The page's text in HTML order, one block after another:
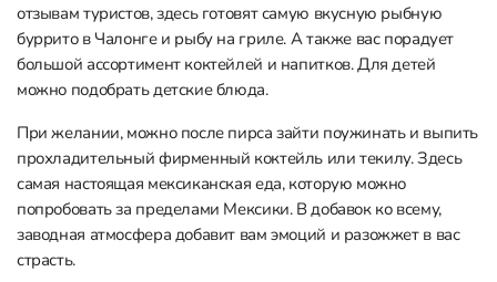
отзывам туристов, здесь готовят самую вкусную рыбную
буррито в Чалонге и рыбу на гриле. А также вас порадует
большой ассортимент коктейлей и напитков. Для детей
можно подобрать детские блюда.
При желании, можно после пирса зайти поужинать и выпить
прохладительный фирменный коктейль или текилу. Здесь
самая настоящая мексиканская еда, которую можно
попробовать за пределами Мексики. В добавок ко всему,
заводная атмосфера добавит вам эмоций и разожжет в вас
страсть.